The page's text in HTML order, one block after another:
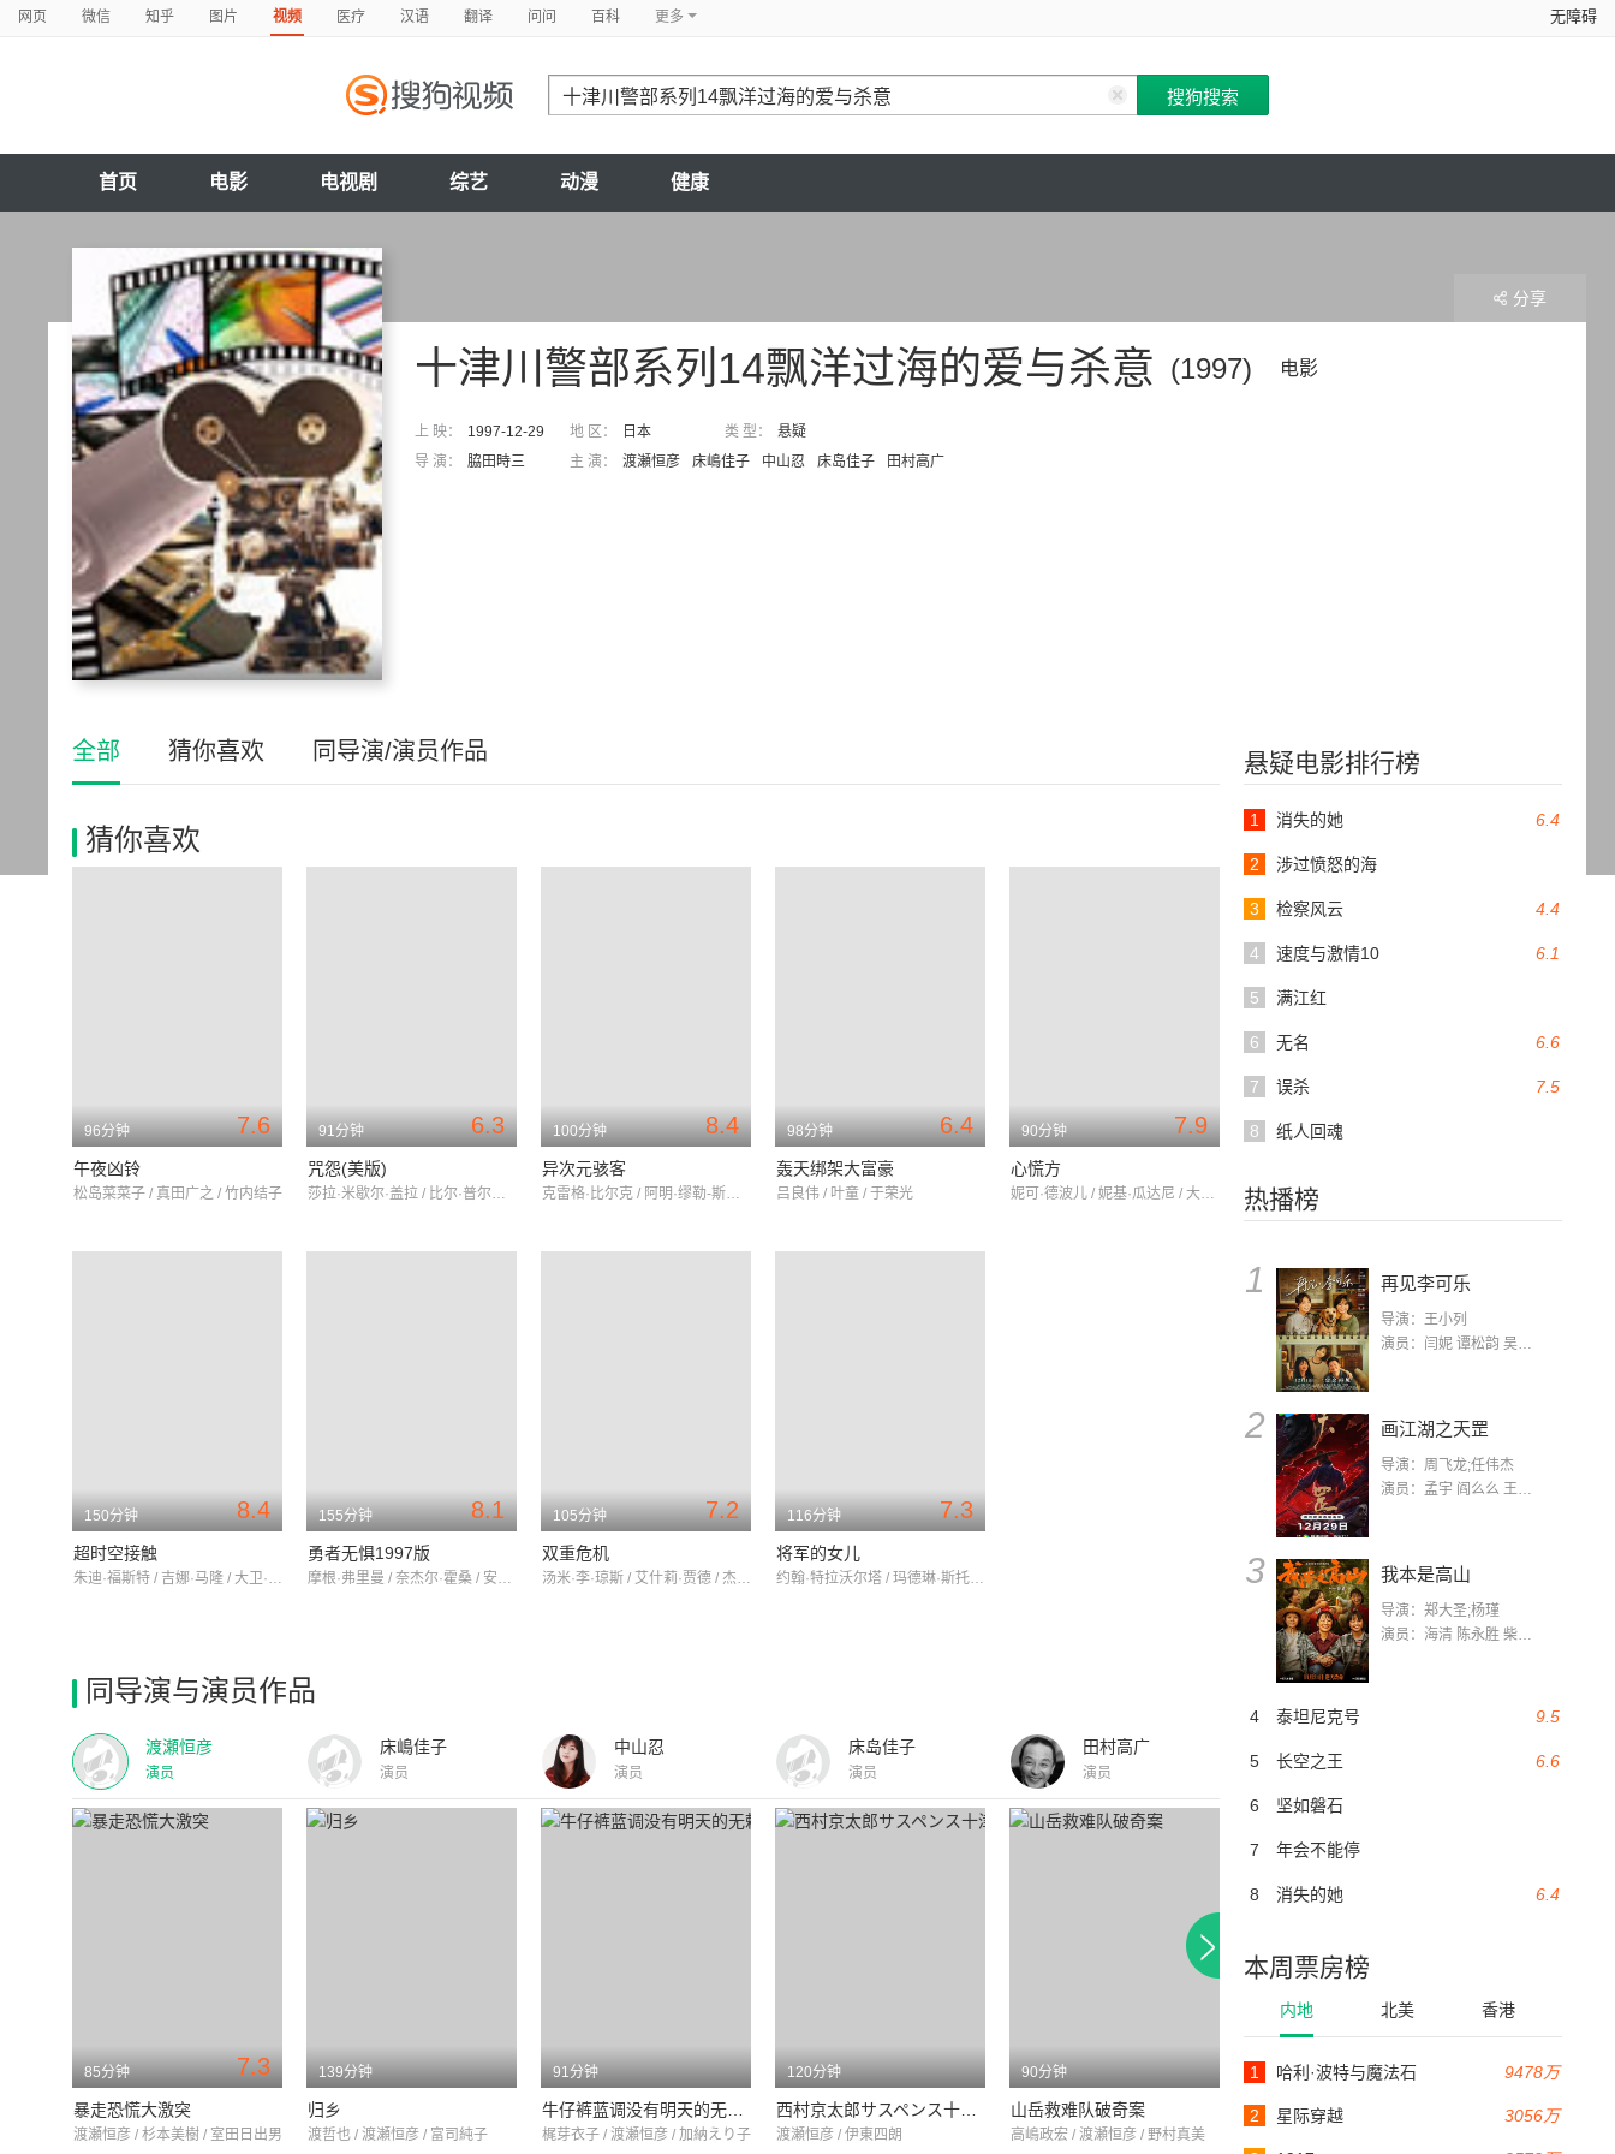
网页 微信 知乎 图片 视频 医疗 汉语 翻译 问问 百科 更多 无障碍
首页 电影 电视剧 综艺 动漫 健康
(1997) 电影
十津川警部系列14飘洋过海的爱与杀意
上 映： 1997-12-29 地 区： 日本 类 型：
悬疑
导 演：
脇田時三 主 演： 渡瀬恒彦 床嶋佳子 中山忍 床岛佳子 田村高广
分享
悬疑电影排行榜
6.4
1 消失的她
2 涉过愤怒的海
4.4
3 检察风云
6.1
4 速度与激情10
5 满江红
6.6
6 无名
7.5
7 误杀
8 纸人回魂
热播榜
1 再见李可乐
导演：王小列
演员：闫妮 谭松韵 吴京 蒋龙 赵小棠 冯雷 李虎城 平安 小七 小可乐
2 画江湖之天罡
导演：周飞龙;任伟杰
演员：孟宇 阎么么 王凯 郭政建 阎萌萌 杨默 高枫 齐斯伽 刘芊含 马程
3 我本是高山
导演：郑大圣;杨瑾
演员：海清 陈永胜 柴烨 王玥婷 万国鹏 美朵达瓦 赵瑞婷 罗解艳 郭莉娜 潘家艳
9.5
4 泰坦尼克号
6.6
5 长空之王
6 坚如磐石
7 年会不能停
6.4
8 消失的她
本周票房榜
内地 北美 香港
9478万
1 哈利·波特与魔法石
3056万
2 星际穿越
全部 猜你喜欢 同导演/演员作品
猜你喜欢
7.6
96分钟
午夜凶铃
松岛菜菜子 / 真田广之 / 竹内结子
6.3
91分钟
咒怨(美版)
莎拉·米歇尔·盖拉 / 比尔·普尔曼 / 杰森·贝尔
8.4
100分钟
异次元骇客
克雷格·比尔克 / 阿明·缪勒-斯塔尔 / 格瑞辰·摩尔
6.4
98分钟
轰天绑架大富豪
吕良伟 / 叶童 / 于荣光
7.9
90分钟
心慌方
妮可·德波儿 / 妮基·瓜达尼 / 大卫·休莱特
8.4
150分钟
超时空接触
朱迪·福斯特 / 吉娜·马隆 / 大卫·摩斯
8.1
155分钟
勇者无惧1997版
摩根·弗里曼 / 奈杰尔·霍桑 / 安东尼·霍普金斯
7.2
105分钟
双重危机
汤米·李·琼斯 / 艾什莉·贾德 / 杰伊·布拉泽奥
7.3
116分钟
将军的女儿
约翰·特拉沃尔塔 / 玛德琳·斯托 / 詹姆斯·克伦威尔
同导演与演员作品
渡瀬恒彦
演员
床嶋佳子
演员
中山忍
演员
床岛佳子
演员
田村高广
演员
7.3
85分钟
暴走恐慌大激突
渡瀬恒彦 / 杉本美樹 / 室田日出男
139分钟
归乡
渡哲也 / 渡瀬恒彦 / 富司純子
91分钟
梶芽衣子 / 渡瀬恒彦 / 加納えり子
120分钟
渡瀬恒彦 / 伊東四朗
90分钟
山岳救难队破奇案
高嶋政宏 / 渡瀬恒彦 / 野村真美
114分钟 92分钟
现代黑社会 血樱